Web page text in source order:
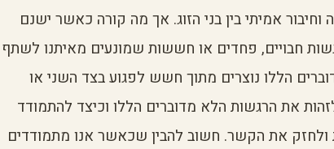
אמיתי בין בני הזוג. אך מה קורה כאשר ישנם
חבויים, פחדים או חששות שמונעים מאיתנו לשתף
הללו נוצרים מתוך חשש לפגוע בצד השני או
את הרגשות הלא מדוברים הללו וכיצד להתמודד
את הקשר. חשוב להבין שכאשר אנו מתמודדים